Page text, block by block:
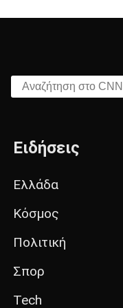
Αναζήτηση στο CNN.gr
Ειδήσεις
Ελλάδα
Κόσμος
Πολιτική
Σπορ
Tech